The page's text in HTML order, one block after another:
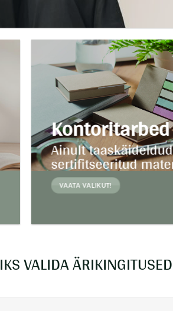
Kontoritarbed
Ainult
sertifitseeritud
VAATA VALIKUT!
VALIDA